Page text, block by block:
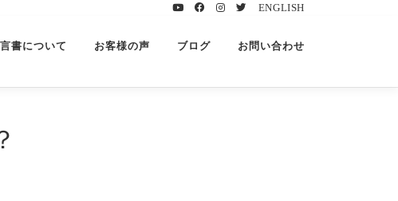
ENGLISH
書について お客様の声 ブログ お問い合わせ